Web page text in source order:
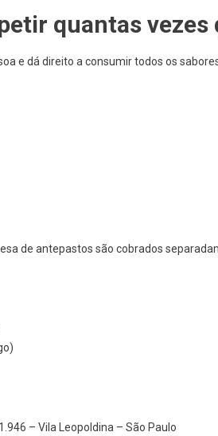
quantas vezes
e dá direito a consumir todos os
de antepastos são cobrados
– Vila Leopoldina – São Paulo